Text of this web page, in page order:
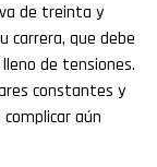
de treinta y
carrera, que debe
de tensiones.
constantes y
aún